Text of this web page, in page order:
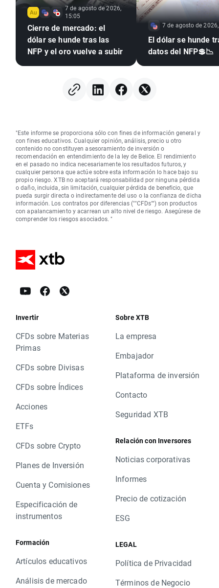
7 de agosto de 2026,
15:05
Cierre de mercado: el
dólar se hunde tras las
NFP y el oro vuelve a subir
7 de agosto de
El dólar se hunde
datos del NFP💲📉
"Este informe se proporciona sólo con fines de información general y
con fines educativos. Cualquier opinión, análisis, precio u otro
contenido no constituyen asesoramiento de inversión o
recomendación en entendimiento de la ley de Belice. El rendimiento
en el pasado no indica necesariamente los resultados futuros, y
cualquier persona que actúe sobre esta información lo hace bajo su
propio riesgo. XTB no aceptará responsabilidad por ninguna pérdida
o daño, incluida, sin limitación, cualquier pérdida de beneficio, que
pueda surgir directa o indirectamente del uso o la confianza de dicha
información. Los contratos por diferencias (""CFDs"") son productos
con apalancamiento y acarrean un alto nivel de riesgo. Asegúrese de
comprender los riesgos asociados. "
Invertir
CFDs sobre Materias
Primas
CFDs sobre Divisas
CFDs sobre Índices
Acciones
ETFs
CFDs sobre Crypto
Planes de Inversión
Cuenta y Comisiones
Especificación de
instrumentos
Formación
Artículos educativos
Análisis de mercado
Sobre XTB
La empresa
Embajador
Plataforma de inversión
Contacto
Seguridad XTB
Relación con Inversores
Noticias corporativas
Informes
Precio de cotización
ESG
LEGAL
Política de Privacidad
Términos de Negocio